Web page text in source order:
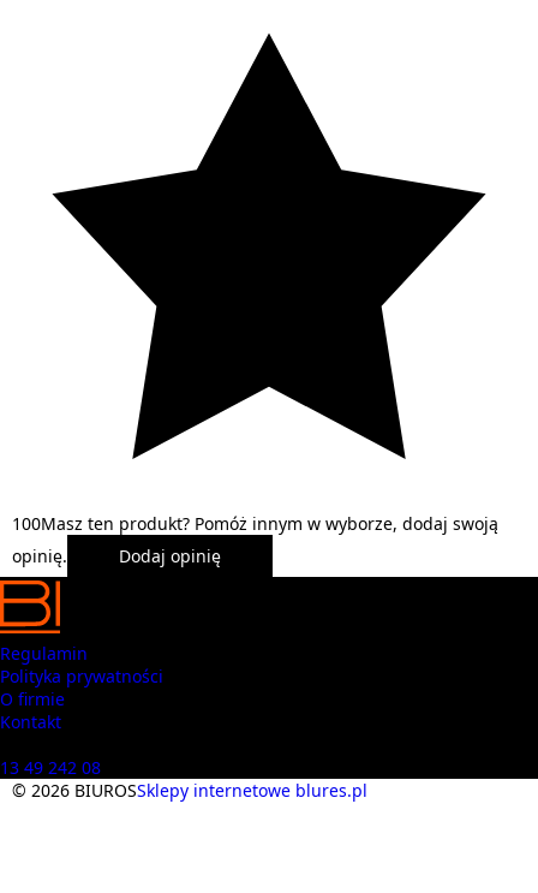
100Masz ten produkt? Pomóż innym w wyborze, dodaj swoją
opinię.
Dodaj opinię
Regulamin
Polityka prywatności
O firmie
Kontakt
13 49 242 08
© 2026 BIUROSSklepy internetowe blures.pl